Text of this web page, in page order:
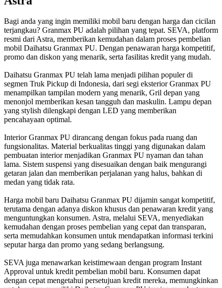
Bagi anda yang ingin memiliki mobil baru dengan harga dan cicilan
terjangkau? Granmax PU adalah pilihan yang tepat. SEVA, platform
resmi dari Astra, memberikan kemudahan dalam proses pembelian
mobil Daihatsu Granmax PU. Dengan penawaran harga kompetitif,
promo dan diskon yang menarik, serta fasilitas kredit yang mudah.
Daihatsu Granmax PU telah lama menjadi pilihan populer di
segmen Truk Pickup di Indonesia, dari segi eksterior Granmax PU
menampilkan tampilan modern yang menarik, Gril depan yang
menonjol memberikan kesan tangguh dan maskulin. Lampu depan
yang stylish dilengkapi dengan LED yang memberikan
pencahayaan optimal.
Interior Granmax PU dirancang dengan fokus pada ruang dan
fungsionalitas. Material berkualitas tinggi yang digunakan dalam
pembuatan interior menjadikan Granmax PU nyaman dan tahan
lama. Sistem suspensi yang disesuaikan dengan baik mengurangi
getaran jalan dan memberikan perjalanan yang halus, bahkan di
medan yang tidak rata.
Harga mobil baru Daihatsu Granmax PU dijamin sangat kompetitif,
terutama dengan adanya diskon khusus dan penawaran kredit yang
menguntungkan konsumen. Astra, melalui SEVA, menyediakan
kemudahan dengan proses pembelian yang cepat dan transparan,
serta memudahkan konsumen untuk mendapatkan informasi terkini
seputar harga dan promo yang sedang berlangsung.
SEVA juga menawarkan keistimewaan dengan program Instant
Approval untuk kredit pembelian mobil baru. Konsumen dapat
dengan cepat mengetahui persetujuan kredit mereka, memungkinkan